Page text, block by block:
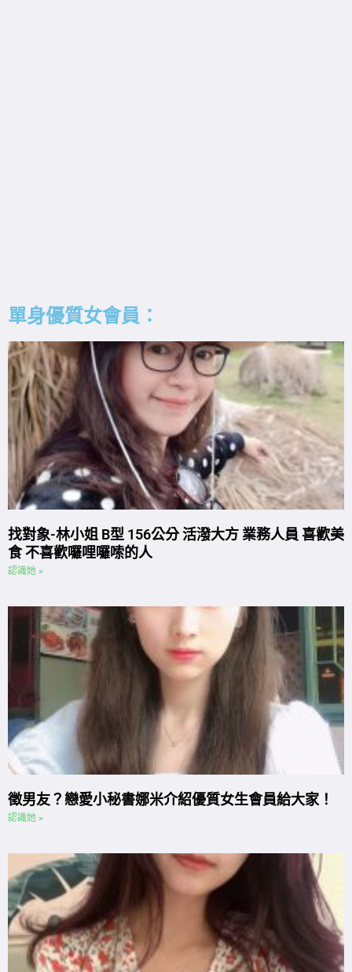
單身優質女會員：
找對象-林小姐 B型 156公分 活潑大方 業務人員 喜歡美
食 不喜歡囉哩囉嗦的人
認識她 »
徵男友？戀愛小秘書娜米介紹優質女生會員給大家！
認識她 »